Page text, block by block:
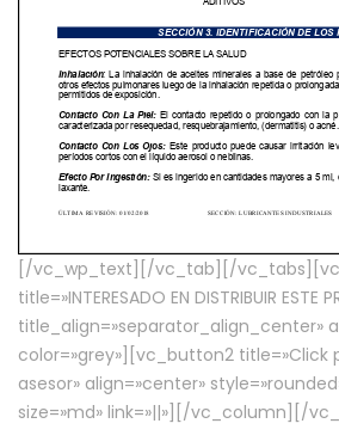
[/vc_wp_text][/vc_tab][/
title=»INTERESADO EN DISTRIBUIR ESTE
title_align=»separator_align_center»
color=»grey»][vc_button2
asesor» align=»center»
size=»md» link=»||»][/vc_column][/